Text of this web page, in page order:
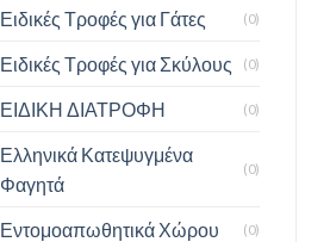
Ειδικές Τροφές για Γάτες (0)
Ειδικές Τροφές για Σκύλους (0)
ΕΙΔΙΚΗ ΔΙΑΤΡΟΦΗ (0)
Ελληνικά Κατεψυγμένα
Φαγητά
(0)
Εντομοαπωθητικά Χώρου (0)